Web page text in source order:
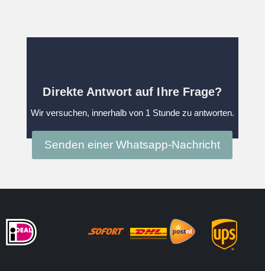
Direkte Antwort auf Ihre Frage?
Wir versuchen, innerhalb von 1 Stunde zu antworten.
Senden einer Whatsapp-Nachricht